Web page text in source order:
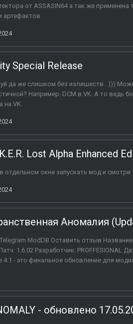
от ASSASIN64 а так же
артефактов
Special Release
да же слишком без излишеств...)))
Например: DCM в VK. А то ведь
на VK.
Lost Alpha Enhanced
отдельном окне запускать мод и
Аномалия
ModDB Оставить отзыв
1.6.02 Разработчик: PROFFESIONAL
4.1 - это финальное обновление для
- обновлено